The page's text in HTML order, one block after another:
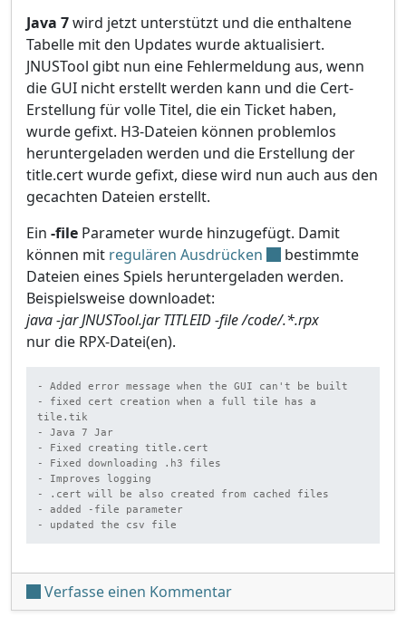
Java 7wird jetzt unterstützt und die enthaltene
Tabelle mit den Updates wurde aktualisiert.
JNUSTool gibt nun eine Fehlermeldung aus, wenn
die GUI nicht erstellt werden kann und die Cert-
Erstellung für volle Titel, die ein Ticket haben,
wurde gefixt. H3-Dateien können problemlos
heruntergeladen werden und die Erstellung der
title.cert wurde gefixt, diese wird nun auch aus den
gecachten Dateien erstellt.
Ein -file Parameter wurde hinzugefügt. Damit
können mit regulären Ausdrücken
bestimmte
Dateien eines Spiels heruntergeladen werden.
Beispielsweise downloadet:
java -jar JNUSTool.jar TITLEID -file /code/.*.rpx
nur die RPX-Datei(en).
- Added error message when the GUI can't be built
- fixed cert creation when a full tile has a
tile.tik
- Java 7 Jar
- Fixed creating title.cert
- Fixed downloading .h3 files
- Improves logging
- .cert will be also created from cached files
- added -file parameter
Verfasse einen Kommentarunter 'JNUSTool v0.0.8c